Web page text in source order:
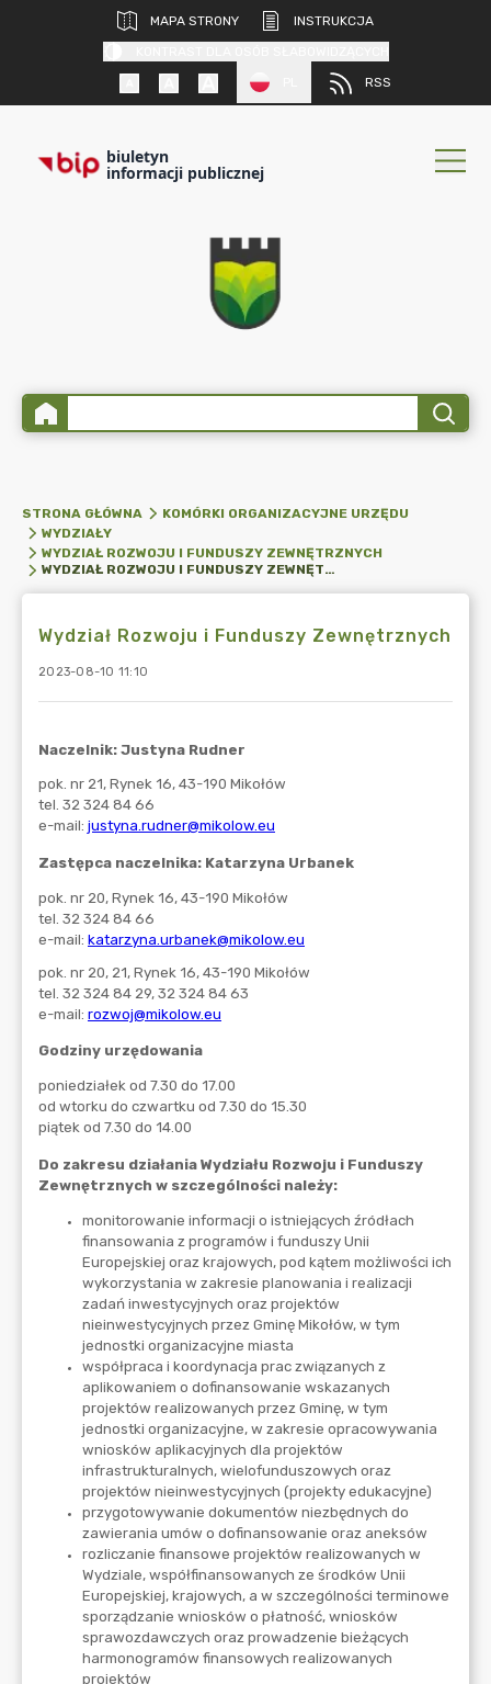
MAPA STRONY
INSTRUKCJA
RSS
biuletyn
informacji publicznej
STRONA GŁÓWNA
KOMÓRKI ORGANIZACYJNE URZĘDU
WYDZIAŁY
WYDZIAŁ ROZWOJU I FUNDUSZY ZEWNĘTRZNYCH
WYDZIAŁ ROZWOJU I FUNDUSZY ZEWNĘTRZNYCH
Wydział Rozwoju i Funduszy Zewnętrznych
2023-08-10 11:10